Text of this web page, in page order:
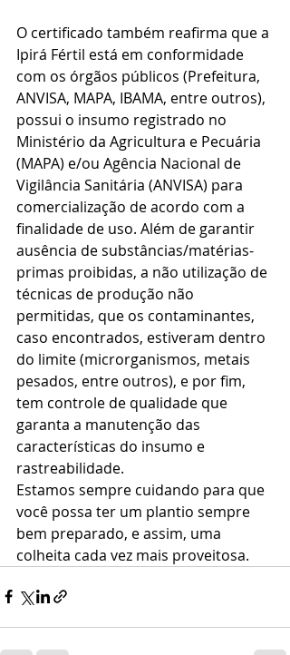
O certificado também reafirma que a
Ipirá Fértil está em conformidade
com os órgãos públicos (Prefeitura,
ANVISA, MAPA, IBAMA, entre outros),
possui o insumo registrado no
Ministério da Agricultura e Pecuária
(MAPA) e/ou Agência Nacional de
Vigilância Sanitária (ANVISA) para
comercialização de acordo com a
finalidade de uso. Além de garantir
ausência de substâncias/matérias-
primas proibidas, a não utilização de
técnicas de produção não
permitidas, que os contaminantes,
caso encontrados, estiveram dentro
do limite (microrganismos, metais
pesados, entre outros), e por fim,
tem controle de qualidade que
garanta a manutenção das
características do insumo e
rastreabilidade.
Estamos sempre cuidando para que
você possa ter um plantio sempre
bem preparado, e assim, uma
colheita cada vez mais proveitosa.